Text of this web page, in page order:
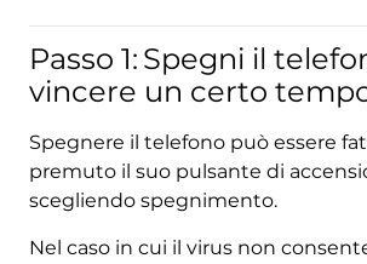
Passo 1: Spegni il
vincere un certo
Spegnere il telefono può essere
premuto il suo pulsante di
scegliendo spegnimento.
Nel caso in cui il virus non